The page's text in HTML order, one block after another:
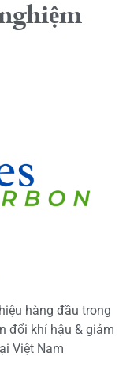
hàng đầu trong
đổi khí hậu & giảm
Việt Nam